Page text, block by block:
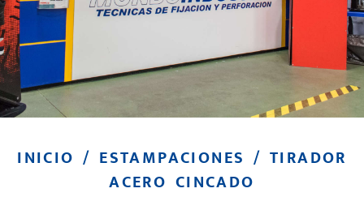
INICIO / ESTAMPACIONES / TIRADOR
ACERO CINCADO